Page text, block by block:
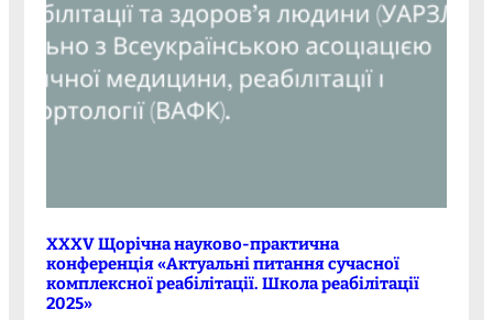
XXXV Щорічна науково-практична
конференція «Актуальні питання сучасної
комплексної реабілітації. Школа реабілітації
2025»